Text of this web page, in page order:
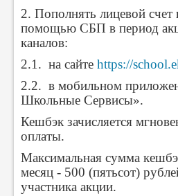
2. Пополнять лицевой счет
помощью СБП в период
каналов:
2.1. на сайте https://
2.2. в мобильном
Школьные Сервисы».
Кешбэк зачисляется
оплаты.
Максимальная сумма
месяц - 500 (пятьсот)
участника акции.